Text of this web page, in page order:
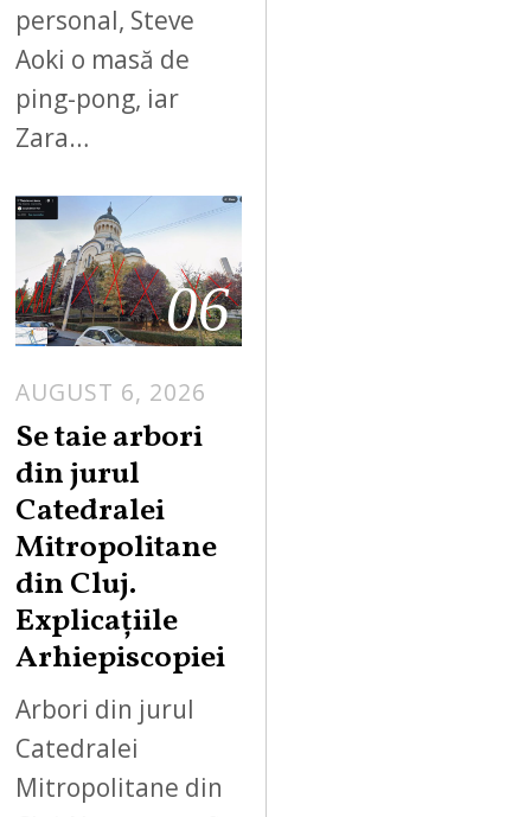
personal, Steve
Aoki o masă de
ping-pong, iar
Zara…
06
AUGUST 6, 2026
Se taie arbori
din jurul
Catedralei
Mitropolitane
din Cluj.
Explicațiile
Arhiepiscopiei
Arbori din jurul
Catedralei
Mitropolitane din